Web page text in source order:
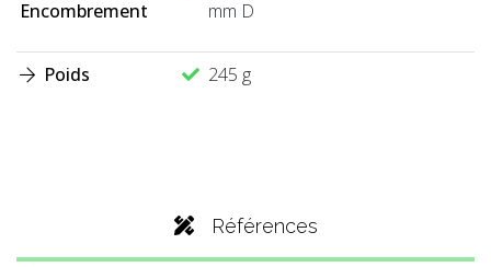
Encombrement
mm D
Poids 245 g
Références